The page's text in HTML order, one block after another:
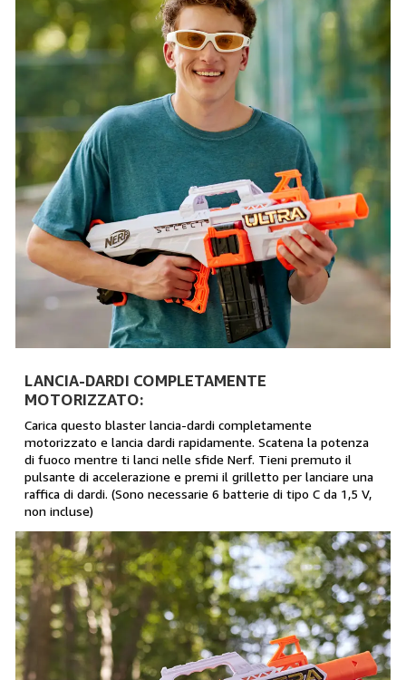
LANCIA-DARDI COMPLETAMENTE
MOTORIZZATO:
Carica questo blaster lancia-dardi completamente
motorizzato e lancia dardi rapidamente. Scatena la potenza
di fuoco mentre ti lanci nelle sfide Nerf. Tieni premuto il
pulsante di accelerazione e premi il grilletto per lanciare una
raffica di dardi. (Sono necessarie 6 batterie di tipo C da 1,5 V,
non incluse)